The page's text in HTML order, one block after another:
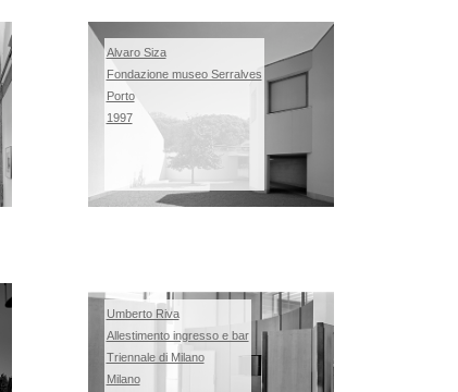
Alvaro Siza
Fondazione museo Serralves
Porto
1997
Umberto Riva
Allestimento ingresso e bar
Triennale di Milano
Milano